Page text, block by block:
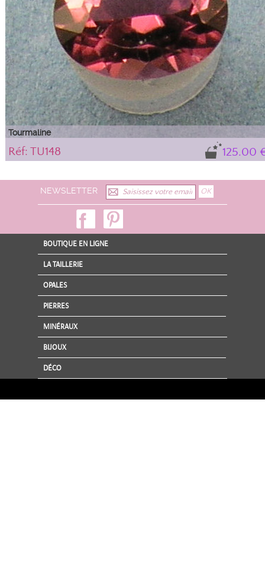
Tourmaline
125.00
Réf: TU148
NEWSLETTER
BOUTIQUE EN LIGNE
LA TAILLERIE
OPALES
PIERRES
MINÉRAUX
BIJOUX
DÉCO